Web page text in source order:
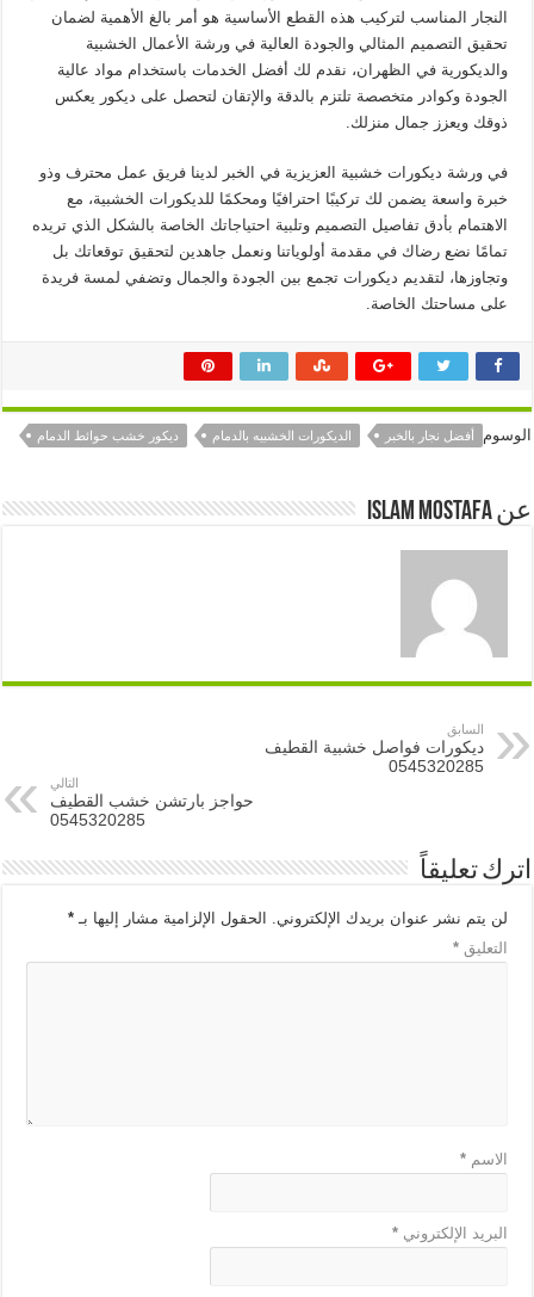
النجار المناسب لتركيب هذه القطع الأساسية هو أمر بالغ الأهمية لضمان
تحقيق التصميم المثالي والجودة العالية في ورشة الأعمال الخشبية
والديكورية في الظهران، نقدم لك أفضل الخدمات باستخدام مواد عالية
الجودة وكوادر متخصصة تلتزم بالدقة والإتقان لتحصل على ديكور يعكس
ذوقك ويعزز جمال منزلك.
في ورشة ديكورات خشبية العزيزية في الخبر لدينا فريق عمل محترف وذو
خبرة واسعة يضمن لك تركيبًا احترافيًا ومحكمًا للديكورات الخشبية، مع
الاهتمام بأدق تفاصيل التصميم وتلبية احتياجاتك الخاصة بالشكل الذي تريده
تمامًا نضع رضاك في مقدمة أولوياتنا ونعمل جاهدين لتحقيق توقعاتك بل
وتجاوزها، لتقديم ديكورات تجمع بين الجودة والجمال وتضفي لمسة فريدة
على مساحتك الخاصة.
الوسوم أفضل نجار بالخبر الديكورات الخشبيه بالدمام ديكور خشب حوائط الدمام
عن Islam mostafa
السابق
ديكورات فواصل خشبية القطيف
0545320285
التالي
حواجز بارتشن خشب القطيف
0545320285
اترك تعليقاً
لن يتم نشر عنوان بريدك الإلكتروني. الحقول الإلزامية مشار إليها بـ*
التعليق*
الاسم*
البريد الإلكتروني*